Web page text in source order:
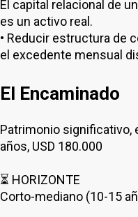
El capital relacional de
es un activo real.
• Reducir estructura de
el excedente mensual
El Encaminado
Patrimonio significativo,
años, USD 180.000
⏳ HORIZONTE
Corto-mediano (10-15